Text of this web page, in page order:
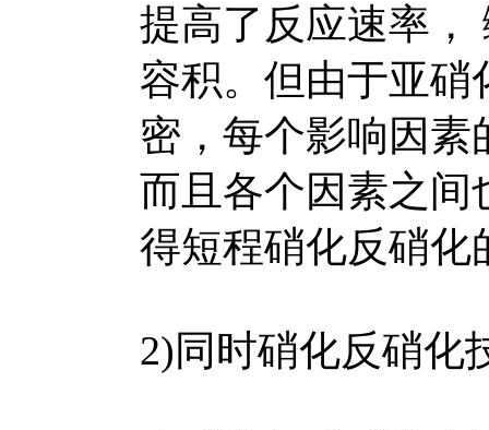
提高了反应速率，
容积。但由于亚硝
密，每个影响因素
而且各个因素之间
得短程硝化反硝化
2)同时硝化反硝化